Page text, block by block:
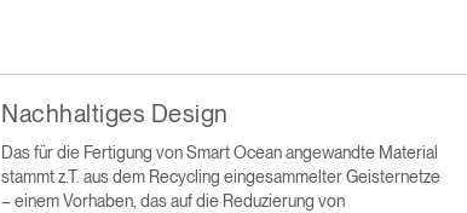
Nachhaltiges Design
Das für die Fertigung von Smart Ocean angewandte Material
stammt z.T. aus dem Recycling eingesammelter Geisternetze
– einem Vorhaben, das auf die Reduzierung von